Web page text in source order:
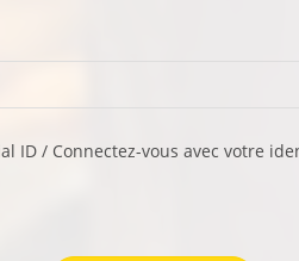
ID / Connectez-vous avec votre